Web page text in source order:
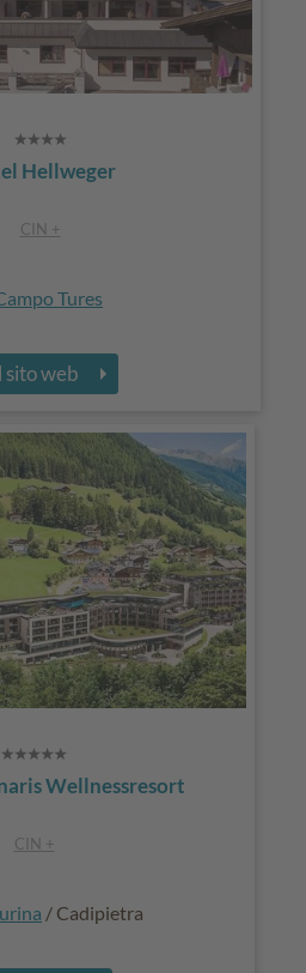
Hellweger
CIN +
Tures
sito web
Wellnessresort
CIN +
/ Cadipietra